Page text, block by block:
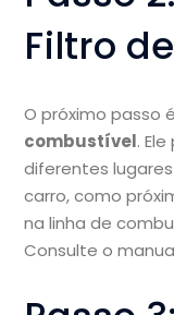
Filtro
O próximo passo
combustível.
diferentes
carro, como
na linha de
Consulte o